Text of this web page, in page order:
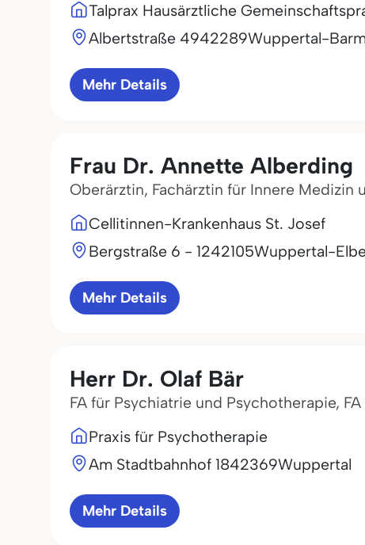
Talprax Hausärztliche
Albertstraße 4942289Wuppertal-
Mehr Details
Frau Dr. Annette Alberding
Oberärztin, Fachärztin für Innere Medizin
Cellitinnen-Krankenhaus St. Josef
Bergstraße 6 - 1242105Wuppertal-
Mehr Details
Herr Dr. Olaf Bär
FA für Psychiatrie und Psychotherapie,
Praxis für Psychotherapie
Am Stadtbahnhof 1842369Wuppertal
Mehr Details